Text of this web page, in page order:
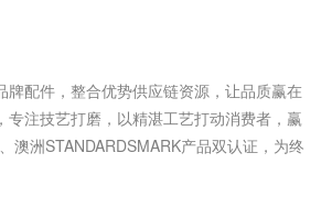
牌配件，整合优势供应链资源，让品质赢在
专注技艺打磨，以精湛工艺打动消费者，赢
澳洲STANDARDSMARK产品双认证，为终